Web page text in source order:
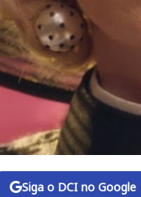
Siga o DCI no Google